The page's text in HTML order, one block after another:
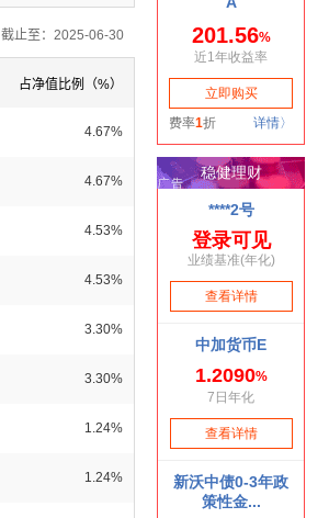
截止至：2025-06-30
占净值比例（%）
4.67%
4.67%
4.53%
4.53%
3.30%
3.30%
1.24%
1.24%